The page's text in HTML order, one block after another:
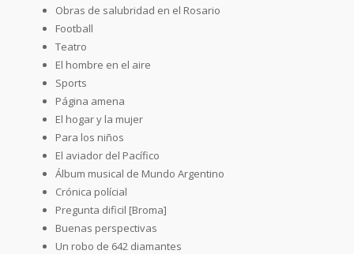
Obras de salubridad en el Rosario
Football
Teatro
El hombre en el aire
Sports
Página amena
El hogar y la mujer
Para los niños
El aviador del Pacífico
Álbum musical de Mundo Argentino
Crónica polícial
Pregunta dificil [Broma]
Buenas perspectivas
Un robo de 642 diamantes